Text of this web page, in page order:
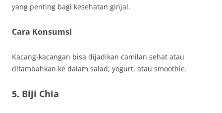
yang penting bagi kesehatan ginjal.
Cara Konsumsi
Kacang-kacangan bisa dijadikan camilan sehat atau
ditambahkan ke dalam salad, yogurt, atau smoothie.
5. Biji Chia